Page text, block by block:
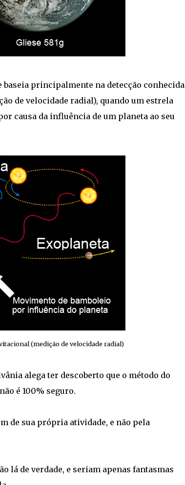
principalmente na detecção conhecida
de velocidade radial), quando um estrela
causa da influência de um planeta ao seu
(medição de velocidade radial)
alega ter descoberto que o método do
é 100% seguro.
de sua própria atividade, e não pela
lá de verdade, e seriam apenas fantasmas